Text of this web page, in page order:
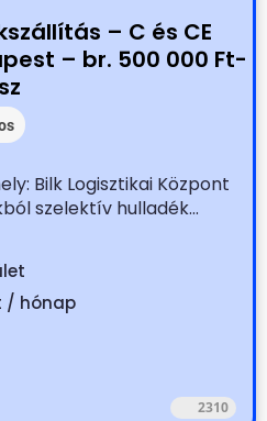
– C és CE
– br. 500 000 Ft-
Bilk Logisztikai Központ
szelektív hulladék...
/ hónap
2310